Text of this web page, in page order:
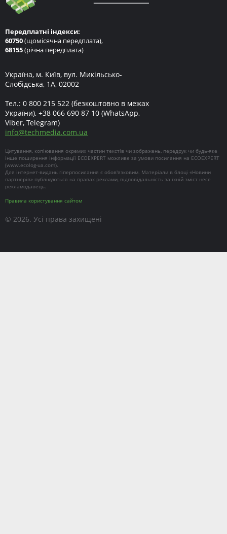
Передплатні індекси:
60750(щомісячна передплата),
68155(річна передплата)
Україна, м. Київ, вул. Микільсько-
Слобідська, 1А, 02002
Тел.: 0 800 215 522 (безкоштовно в межах
України), +38 066 690 87 10 (WhatsApp,
Viber, Telegram)
info@techmedia.com.ua
Цитування, копіювання окремих частин текстів чи зображень, передрук чи будь-яке
інше поширення інформації ECOEXPERT можливе за умови посилання на ECOEXPERT
(www.ecolog-ua.com).
Для інтернет-видань гіперпосилання є обов'язковим. Матеріали в блоці «Новини
партнерів» публікуються на правах реклами, відповідальність за їхній зміст несе
рекламодавець.
Правила користування сайтом
© 2026. Усі права захищені